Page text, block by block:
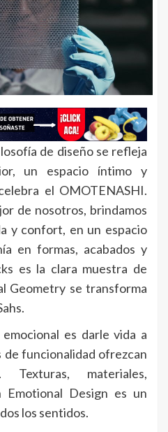
de diseño se refleja
un espacio íntimo y
el OMOTENASHI.
de nosotros, brindamos
y confort, en un espacio
en formas, acabados y
es la clara muestra de
Geometry se transforma
es darle vida a
de funcionalidad ofrezcan
materiales,
Emotional Design es un
los sentidos.